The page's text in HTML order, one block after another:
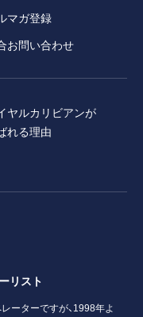
マガ登録
お問い合わせ
ヤルカリビアンが
れる理由
リスト
ーターですが、1998年よ